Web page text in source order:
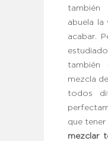
también
abuela la
acabar.
también
mezcla
todos
que
mezclar